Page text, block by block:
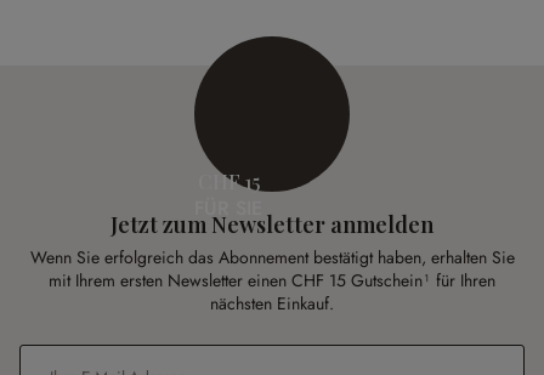
CHF 15
Jetzt zum Newsletter anmelden
Wenn Sie erfolgreich das Abonnement bestätigt haben, erhalten Sie
mit Ihrem ersten Newsletter einen CHF 15 Gutschein¹ für Ihren
nächsten Einkauf.
E-Mail-Adresse